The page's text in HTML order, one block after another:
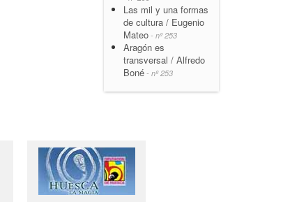
Las mil y una formas
de cultura / Eugenio
Mateo - nº 253
Aragón es
transversal / Alfredo
Boné - nº 253